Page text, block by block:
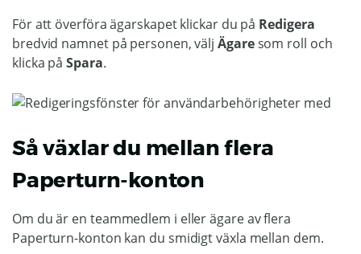
För att överföra ägarskapet klickar du på Redigera
bredvid namnet på personen, väljÄgaresom roll och
klicka påSpara.
Så växlar du mellan flera
Paperturn-konton
Om du är en teammedlem i eller ägare av flera
Paperturn-konton kan du smidigt växla mellan dem.